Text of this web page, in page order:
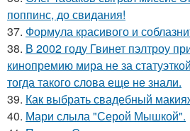
поппинс, до свидания!
37. Формула красивого и
38. В 2002 году Гвинет пэлтроу
кинопремию мира не за
тогда такого слова еще не знали.
39. Как выбрать свадебный
40. Мари слыла "Серой Мышкой".